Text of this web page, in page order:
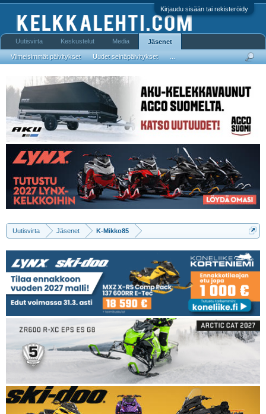
Kirjaudu sisään tai rekisteröidy
Uutisvirta Jäsenet K-Mikko85
Uutisvirta Keskustelut Media Jäsenet
Viimeisimmät päivitykset Uudet seinäpäivitykset